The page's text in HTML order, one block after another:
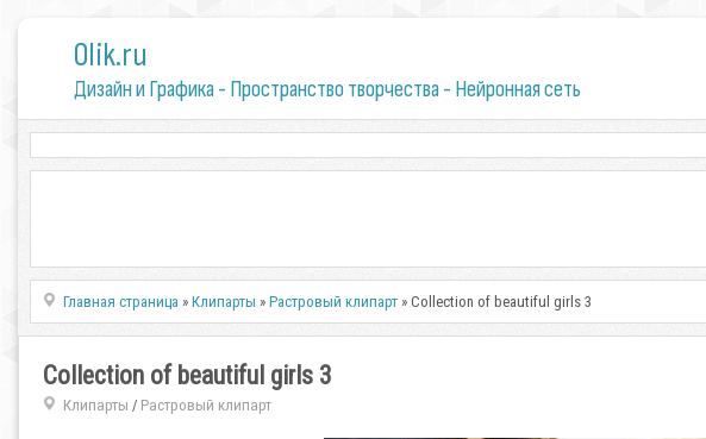
0lik.ru
Дизайн и Графика - Пространство творчества - Нейронная сеть
Главная страница »Клипарты »Растровый клипарт » Collection of beautiful girls 3
Collection of beautiful girls 3
Клипарты / Растровый клипарт